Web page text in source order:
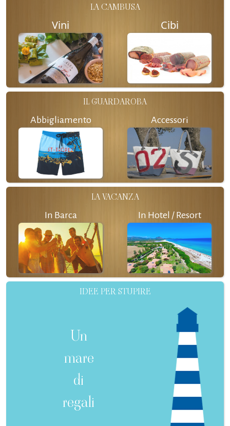
LA CAMBUSA
Vini Cibi
IL GUARDAROBA
Abbigliamento Accessori
LA VACANZA
In Barca In Hotel / Resort
IDEE PER STUPIRE
Un
mare
di
regali